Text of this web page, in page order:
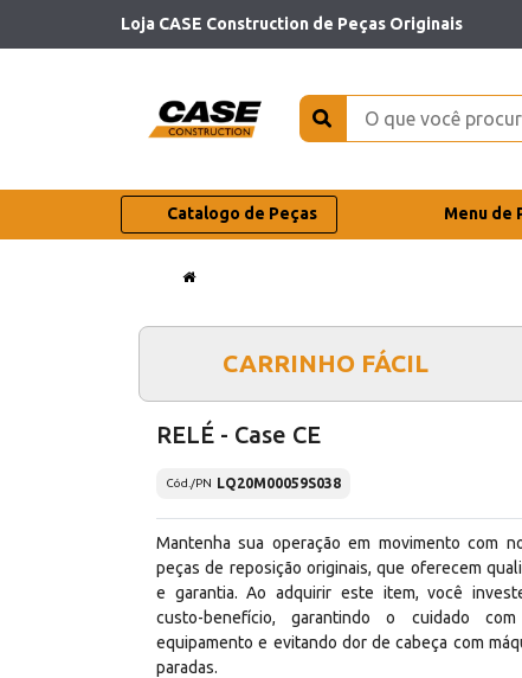
Loja CASE Construction de Peças Originais
Catalogo de Peças Menu de
CARRINHO FÁCIL
RELÉ - Case CE
Cód./PN LQ20M00059S038
Mantenha sua operação em movimento com
peças de reposição originais, que oferecem
e garantia. Ao adquirir este item, você
custo-benefício, garantindo o cuidado
equipamento e evitando dor de cabeça com
paradas.